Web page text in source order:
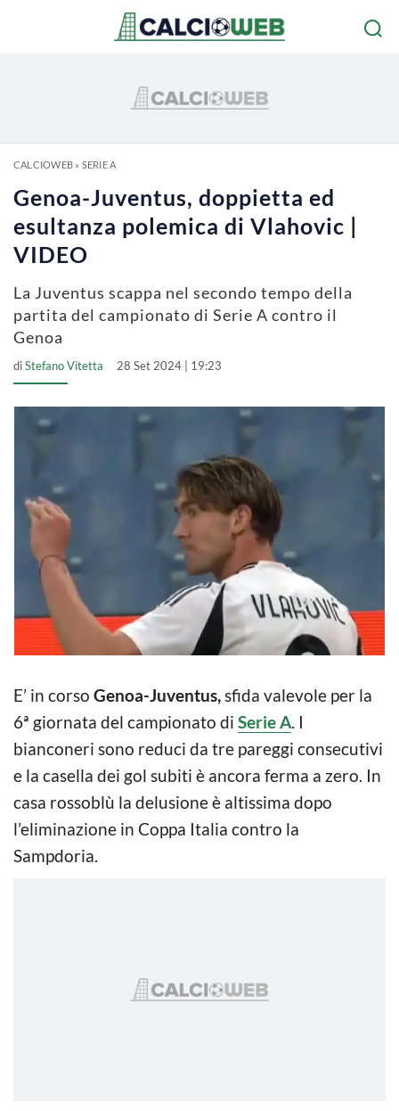
CALCIOWEB» SERIE A
Genoa-Juventus, doppietta ed
esultanza polemica di Vlahovic |
VIDEO
La Juventus scappa nel secondo tempo della
partita del campionato di Serie A contro il
Genoa
diStefano Vitetta 28 Set 2024 | 19:23
E’ in corso Genoa-Juventus,sfida valevole per la
6ª giornata del campionato di Serie A. I
bianconeri sono reduci da tre pareggi consecutivi
e la casella dei gol subiti è ancora ferma a zero. In
casa rossoblù la delusione è altissima dopo
l’eliminazione in Coppa Italia contro la
Sampdoria.